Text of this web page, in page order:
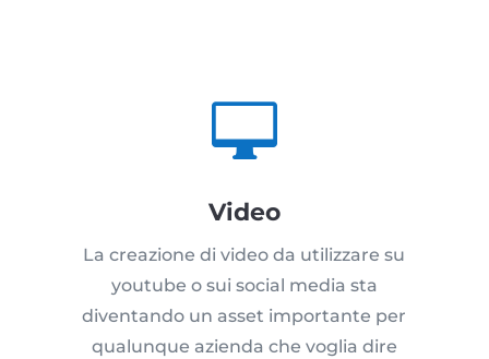

Video
La creazione di video da utilizzare su
youtube o sui social media sta
diventando un asset importante per
qualunque azienda che voglia dire